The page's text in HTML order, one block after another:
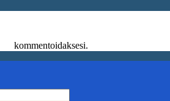
kommentoidaksesi.